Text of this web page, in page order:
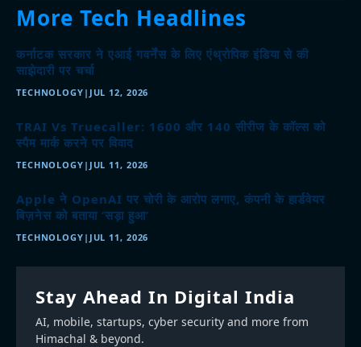
More Tech Headlines
कर्नाटक सरकार ने एआई गवर्नेंस के लिए एंथ्रोपिक इंडिया से की
साझेदारी पर चर्चा
TECHNOLOGY | JUL 12, 2026
TRAI Vs Truecaller: 1600 और 140 सीरीज के कॉल्स को
स्पैम मार्क करने पर विवाद
TECHNOLOGY | JUL 11, 2026
Apple ने OpenAI पर चोरी के आरोप लगाए, कंपनी के हार्डवेयर
बिज़नेस को बताया ‘सड़ा हुआ’
TECHNOLOGY | JUL 11, 2026
Stay Ahead In Digital India
AI, mobile, startups, cyber security and more from
Himachal & beyond.